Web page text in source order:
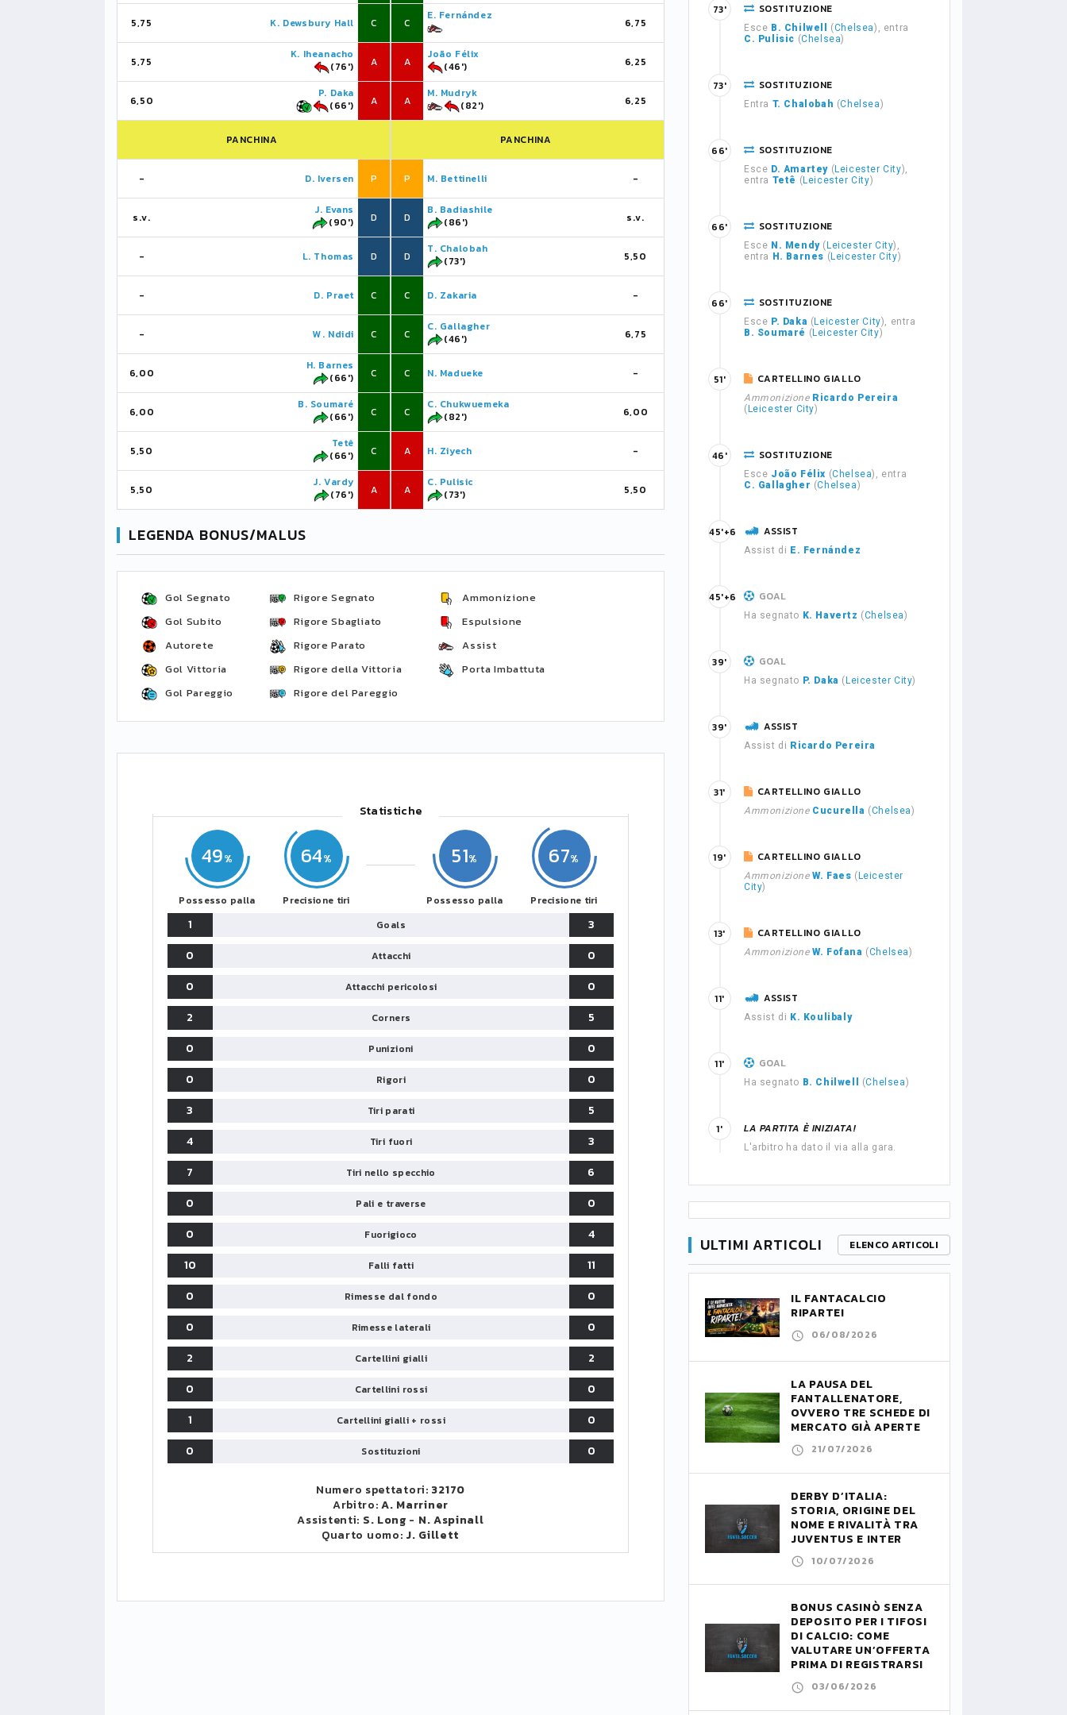
5,75 K. Dewsbury Hall C
5,75
K. Iheanacho
(76')
A
6,50
P. Daka
(66')
A
PANCHINA
- D. Iversen P
s.v.
J. Evans
(90')
D
- L. Thomas D
- D. Praet C
- W. Ndidi C
6,00
H. Barnes
(66')
C
6,00
B. Soumaré
(66')
C
5,50
Tetê
(66')
C
5,50
J. Vardy
(76')
A
C
E. Fernández
6,75
A
João Félix
(46')
6,25
A
M. Mudryk
(82')
6,25
PANCHINA
P M. Bettinelli -
D
B. Badiashile
(86')
s.v.
D
T. Chalobah
(73')
5,50
C D. Zakaria -
C
C. Gallagher
(46')
6,75
C N. Madueke -
C
C. Chukwuemeka
(82')
6,00
A H. Ziyech -
A
C. Pulisic
(73')
5,50
LEGENDA BONUS/MALUS
Gol Segnato
Gol Subito
Autorete
Gol Vittoria
Gol Pareggio
Rigore Segnato
Rigore Sbagliato
Rigore Parato
Rigore della Vittoria
Rigore del Pareggio
Ammonizione
Espulsione
Assist
Porta Imbattuta
Statistiche
49
Possesso palla
64
Precisione tiri
51
Possesso palla
67
Precisione tiri
1 Goals
3
0
Attacchi
0
0
Attacchi pericolosi
0
2
Corners
5
0
Punizioni
0
0
Rigori
0
3
Tiri parati
5
4
Tiri fuori
3
7
Tiri nello specchio
6
0
Pali e traverse
0
0
Fuorigioco
4
10
Falli fatti
11
0
Rimesse dal fondo
0
0
Rimesse laterali
0
2
Cartellini gialli
2
0
Cartellini rossi
0
1
Cartellini gialli + rossi
0
0
Sostituzioni 0
Numero spettatori: 32170
Arbitro:A. Marriner
Assistenti: S. Long - N. Aspinall
Quarto uomo: J. Gillett
SOSTITUZIONE
Esce B. Chilwell (Chelsea), entra
C. Pulisic (Chelsea)
73'
SOSTITUZIONE
Entra T. Chalobah (Chelsea)
73'
SOSTITUZIONE
Esce D. Amartey ( Leicester City),
entra Tetê ( Leicester City)
66'
SOSTITUZIONE
Esce N. Mendy( Leicester City),
entra
H. Barnes ( Leicester City)
66'
SOSTITUZIONE
Esce P. Daka ( Leicester City), entra
B. Soumaré ( Leicester City)
66'
CARTELLINO GIALLO
Ammonizione Ricardo Pereira
( Leicester City)
51'
SOSTITUZIONE
Esce João Félix (Chelsea), entra
C. Gallagher (Chelsea)
46'
ASSIST
Assist di E. Fernández
45'+6
GOAL
Ha segnato K. Havertz (Chelsea)
45'+6
GOAL
Ha segnato P. Daka ( Leicester City)
39'
ASSIST
Assist di Ricardo Pereira
39'
CARTELLINO GIALLO
Ammonizione Cucurella (Chelsea)
31'
CARTELLINO GIALLO
Ammonizione W. Faes ( Leicester
City)
19'
CARTELLINO GIALLO
Ammonizione W. Fofana (Chelsea)
13'
ASSIST
Assist di K. Koulibaly
11'
GOAL
Ha segnato B. Chilwell (Chelsea)
11'
LA PARTITA È INIZIATA!
L'arbitro ha dato il via alla gara.
1'
ULTIMI ARTICOLI ELENCO ARTICOLI
IL FANTACALCIO
RIPARTE!
06/08/2026
LA PAUSA DEL
FANTALLENATORE,
OVVERO TRE SCHEDE DI
MERCATO GIÀ APERTE
21/07/2026
DERBY D’ITALIA:
STORIA, ORIGINE DEL
NOME E RIVALITÀ TRA
JUVENTUS E INTER
10/07/2026
BONUS CASINÒ SENZA
DEPOSITO PER I TIFOSI
DI CALCIO: COME
VALUTARE UN’OFFERTA
PRIMA DI REGISTRARSI
03/06/2026